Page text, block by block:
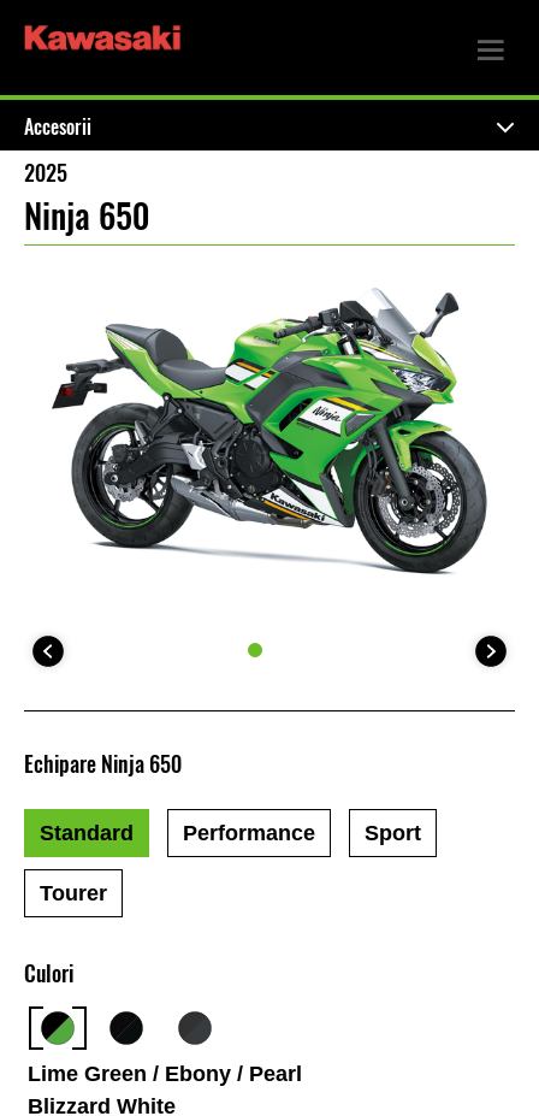
Accesorii
2025
Ninja 650
Culori
Lime Green / Ebony / Pearl
Blizzard White
Echipare Ninja 650
Standard Performance Sport
Tourer